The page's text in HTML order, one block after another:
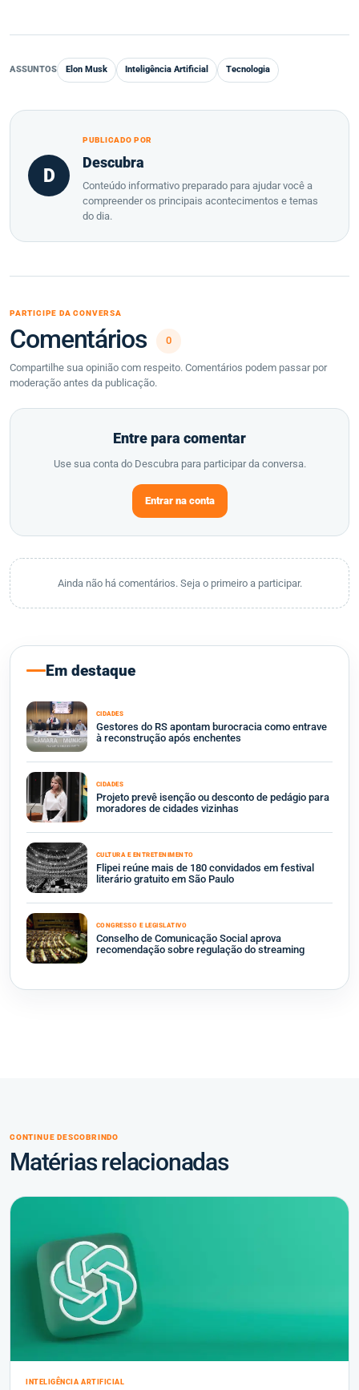
ASSUNTOS Elon Musk Inteligência Artificial Tecnologia
D
PUBLICADO POR
Descubra
Conteúdo informativo preparado para ajudar você a
compreender os principais acontecimentos e temas
do dia.
PARTICIPE DA CONVERSA
Comentários 0
Compartilhe sua opinião com respeito. Comentários podem passar por
moderação antes da publicação.
Entre para comentar
Use sua conta do Descubra para participar da conversa.
Entrar na conta
Ainda não há comentários. Seja o primeiro a participar.
Em destaque
CIDADES
Gestores do RS apontam burocracia como entrave
à reconstrução após enchentes
CIDADES
Projeto prevê isenção ou desconto de pedágio para
moradores de cidades vizinhas
CULTURA E ENTRETENIMENTO
Flipei reúne mais de 180 convidados em festival
literário gratuito em São Paulo
CONGRESSO E LEGISLATIVO
Conselho de Comunicação Social aprova
recomendação sobre regulação do streaming
CONTINUE DESCOBRINDO
Matérias relacionadas
INTELIGÊNCIA ARTIFICIAL